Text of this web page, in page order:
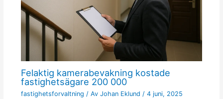
Felaktig kamerabevakning kostade
fastighetsägare 200 000
fastighetsforvaltning / Av Johan Eklund / 4 juni, 2025